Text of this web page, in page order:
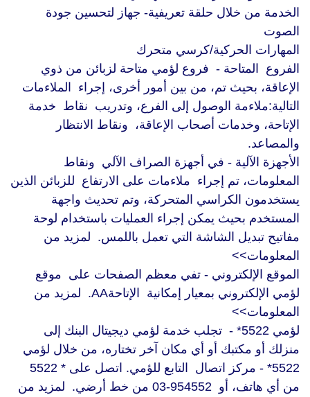
الخدمة من خلال حلقة تعريفية- جهاز لتحسين جودة
الصوت
المهارات الحركية/كرسي متحرك
الفروع المتاحة - فروع لؤمي متاحة لزبائن من ذوي
الإعاقة، بحيث تم، من بين أمور أخرى، إجراء الملاءمات
التالية:ملاءمة الوصول إلى الفرع، وتدريب نقاط خدمة
الإتاحة، وخدمات أصحاب الإعاقة، ونقاط الانتظار
والمصاعد.
الأجهزة الآلية - في أجهزة الصراف الآلي ونقاط
المعلومات، تم إجراء ملاءمات على الارتفاع للزبائن الذين
يستخدمون الكراسي المتحركة، وتم تحديث واجهة
المستخدم بحيث يمكن إجراء العمليات باستخدام لوحة
مفاتيح تبديل الشاشة التي تعمل باللمس. لمزيد من
المعلومات>>
الموقع الإلكتروني - تفي معظم الصفحات على موقع
لؤمي الإلكتروني بمعيار إمكانية الإتاحةAA. لمزيد من
المعلومات>>
لؤمي 5522* - تجلب خدمة لؤمي ديجيتال البنك إلى
منزلك أو مكتبك أو أي مكان آخر تختاره، من خلال لؤمي
5522* - مركز اتصال التابع للؤمي. اتصل على * 5522
من أي هاتف، أو 954552-03 من خط أرضي. لمزيد من